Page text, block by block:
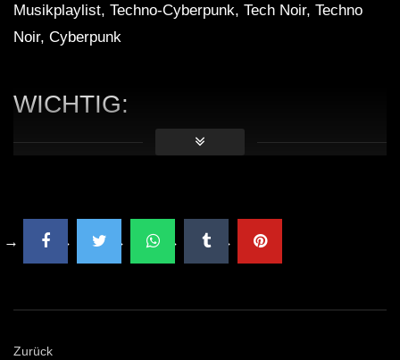
Musikplaylist, Techno-Cyberpunk, Tech Noir, Techno
Noir, Cyberpunk
WICHTIG:
Du solltest übrigens gerade weil die Künstler mit
Möglichkeit für Spenden. Mit dem Spendenbutton unter
und wenn Du einen Plattespieler hast, kaufe die besten
Zurück